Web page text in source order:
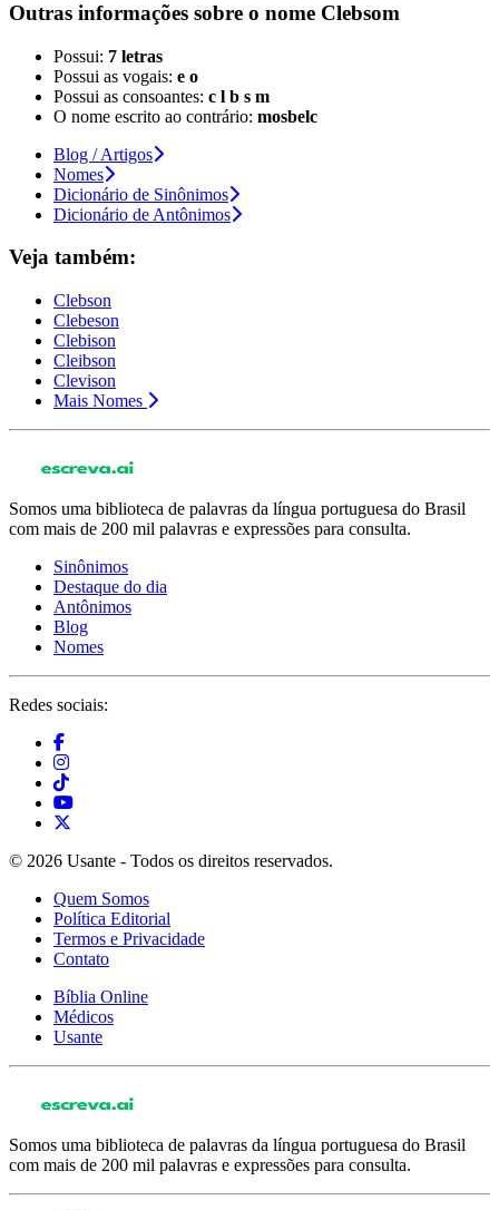
Outras informações sobre o nome Clebsom
Possui: 7 letras
Possui as vogais: e o
Possui as consoantes: c l b s m
O nome escrito ao contrário: mosbelc
Blog / Artigos
Nomes
Dicionário de Sinônimos
Dicionário de Antônimos
Veja também:
Clebson
Clebeson
Clebison
Cleibson
Clevison
Mais Nomes
Somos uma biblioteca de palavras da língua portuguesa do Brasil
com mais de 200 mil palavras e expressões para consulta.
Sinônimos
Destaque do dia
Antônimos
Blog
Nomes
Redes sociais:
© 2026 Usante - Todos os direitos reservados.
Quem Somos
Política Editorial
Termos e Privacidade
Contato
Bíblia Online
Médicos
Usante
Somos uma biblioteca de palavras da língua portuguesa do Brasil
com mais de 200 mil palavras e expressões para consulta.